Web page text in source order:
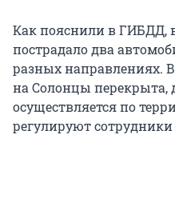
Как пояснили в ГИБДД,
пострадало два
разных направлениях.
на Солонцы
осуществляется по
регулируют